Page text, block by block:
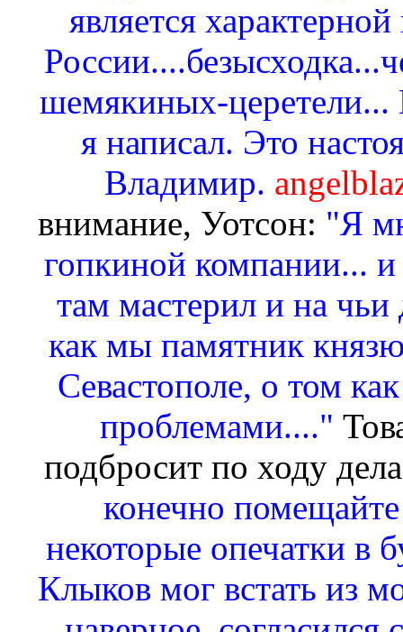
является
шемякиных-церетели...
я написал. Это
Владимир.
внимание, Уотсон: "Я
гопкиной компании...
там мастерил и на
как мы памятник
Севастополе, о том
проблемами...."
подбросит по ходу
конечно
некоторые опечатки в
Клыков мог встать из